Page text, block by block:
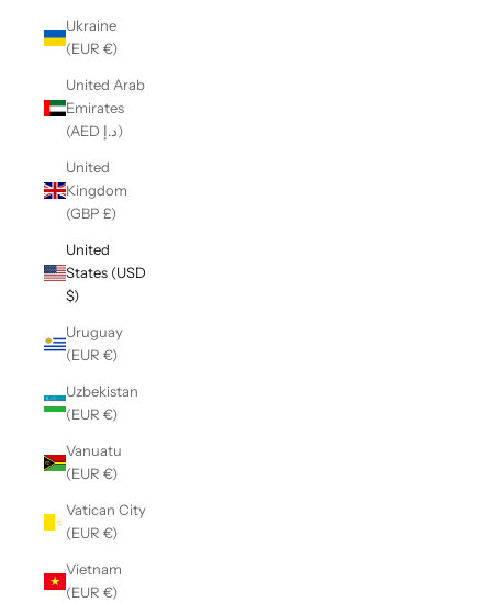
Ukraine
(EUR €)
United Arab
Emirates
(AED د.إ)
United
Kingdom
(GBP £)
United
States (USD
$)
Uruguay
(EUR €)
Uzbekistan
(EUR €)
Vanuatu
(EUR €)
Vatican City
(EUR €)
Vietnam
(EUR €)